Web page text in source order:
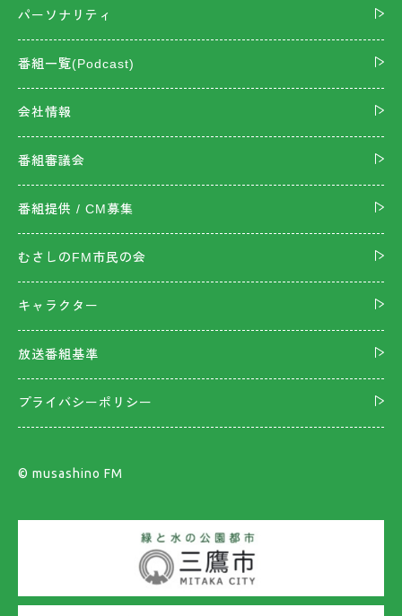
パーソナリティ
番組一覧(Podcast)
会社情報
番組審議会
番組提供 / CM募集
むさしのFM市民の会
キャラクター
放送番組基準
プライバシーポリシー
©︎ musashino FM